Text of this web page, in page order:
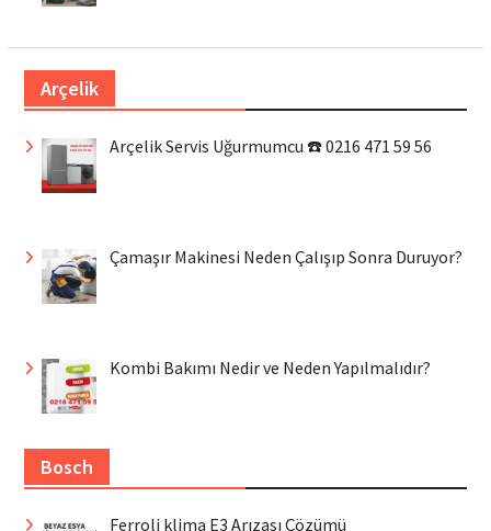
Arçelik
Arçelik Servis Uğurmumcu ☎️ 0216 471 59 56
Çamaşır Makinesi Neden Çalışıp Sonra Duruyor?
Kombi Bakımı Nedir ve Neden Yapılmalıdır?
Bosch
Ferroli klima E3 Arızası Çözümü